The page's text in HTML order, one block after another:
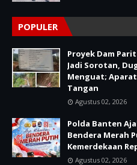
POPULER
Proyek Dam
Jadi Sorotan,
Menguat;
Tangan
Agustus 02, 2026
Polda Banten
Bendera Merah
Kemerdekaan
Agustus 02, 2026